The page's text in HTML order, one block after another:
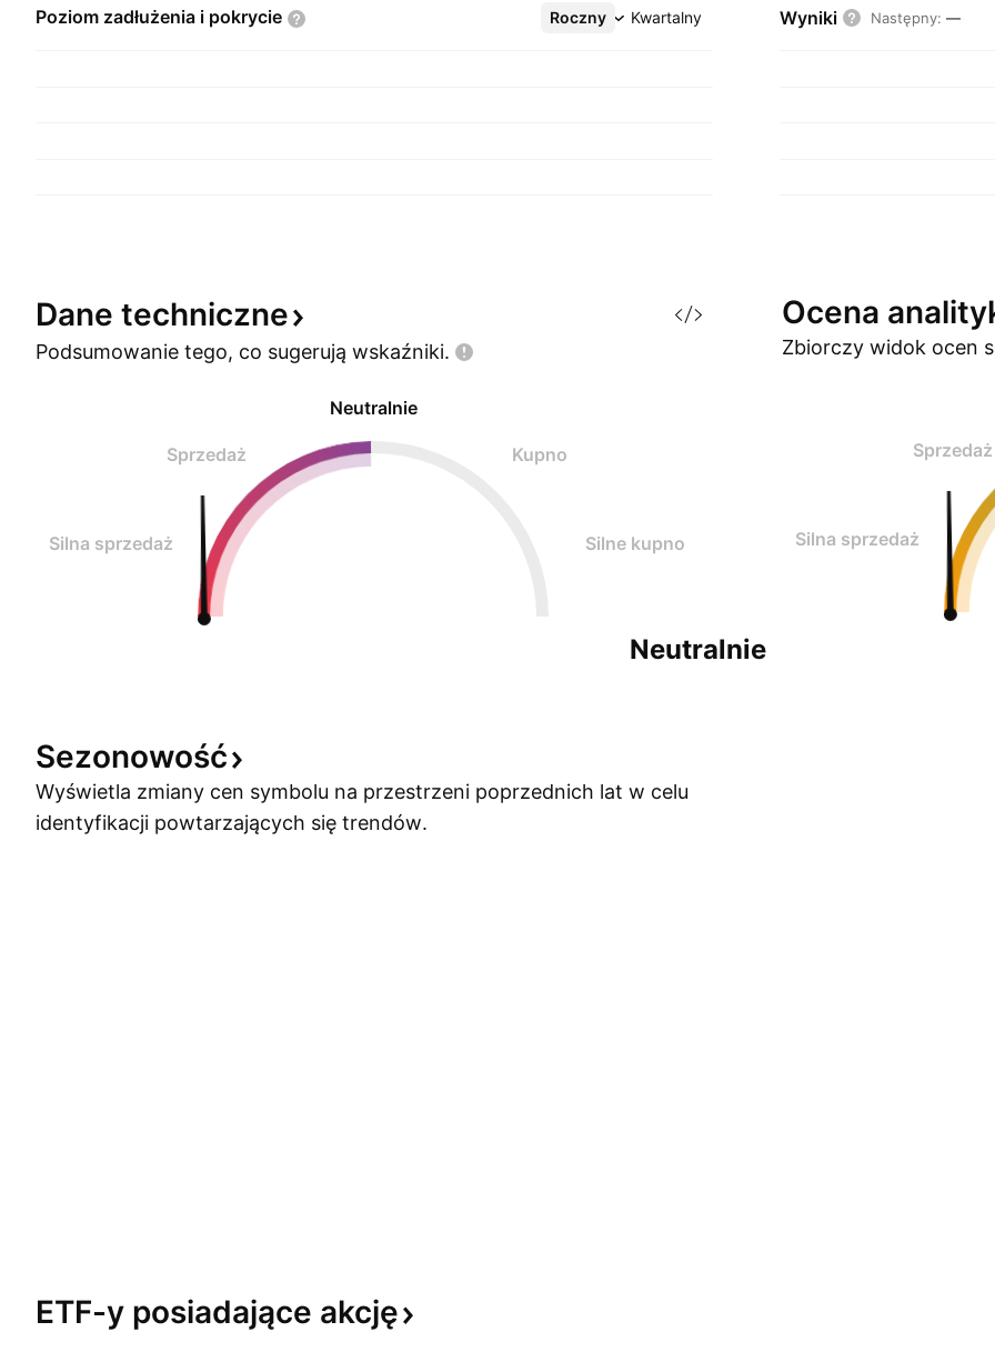
Poziom zadłużenia i pokrycie Roczny Kwartalny
Więcej Wyniki Następny: —
Dane techniczne
Podsumowanie tego, co sugerują wskaźniki.
Neutralnie
Sprzedaż Kupno
Silna sprzedaż Silne kupno
Neutralnie
Ocena
Zbiorczy widok ocen
Sprzedaż
Silna sprzedaż
Sezonowość
Wyświetla zmiany cen symbolu na przestrzeni poprzednich lat w celu
identyfikacji powtarzających się trendów.
ETF-y posiadające akcję